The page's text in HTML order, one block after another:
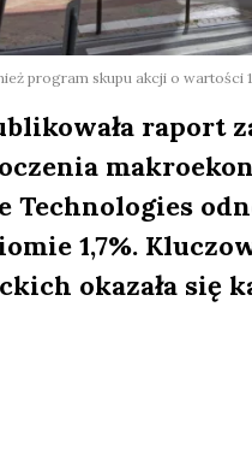
program skupu akcji o
raport
Technologies
1,7%.
okazała się